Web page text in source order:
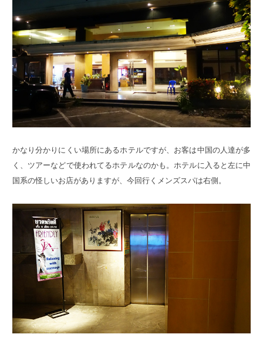
かなり分かりにくい場所にあるホテルですが、お客は中国の人達が多
く、ツアーなどで使われてるホテルなのかも。ホテルに入ると左に中
国系の怪しいお店がありますが、今回行くメンズスパは右側。